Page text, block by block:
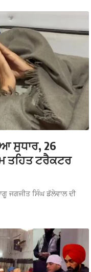
ਸੁਧਾਰ, 26
ਤਹਿਤ ਟਰੈਕਟਰ
ਜਗਜੀਤ ਸਿੰਘ ਡੱਲੇਵਾਲ ਦੀ